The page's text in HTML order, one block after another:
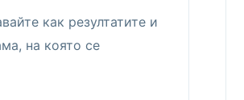
как резултатите и
на която се